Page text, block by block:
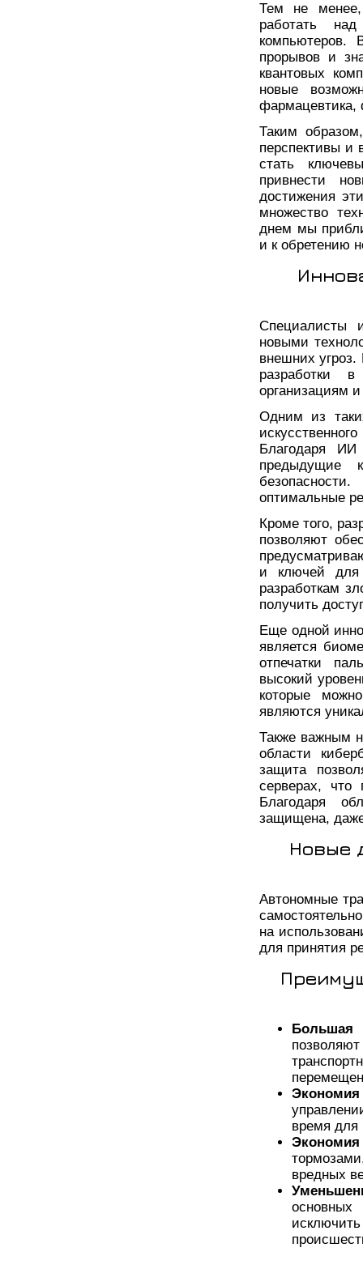
Тем не
работать
прорывов и
квантовых
новые
фармацевтика,
Таким
перспективы и
стать
привнести
достижения
множество
днем мы
и к обретению
Специалисты
новыми
внешних угроз.
разработки
организациям
Одним из
Благодаря ИИ
предыдущие
оптимальные
Кроме того,
позволяют
и ключей для
разработкам
получить
Еще одной
является
отпечатки
высокий
которые
являются
Также важным
области
защита
серверах, что
Благодаря
защищена,
Новые
Автономные
на
для принятия
Большая
время для
Экономия
вредных